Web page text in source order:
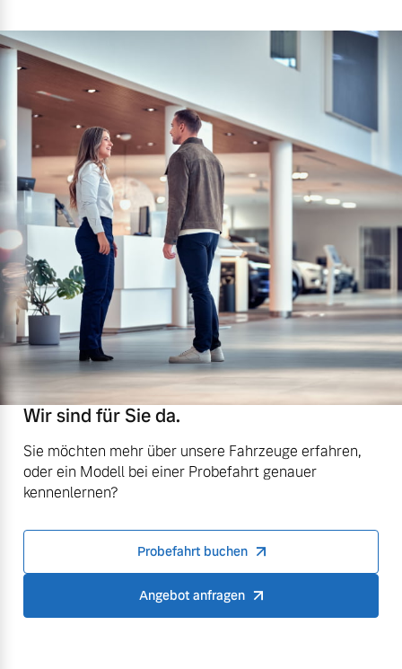
Wir sind für Sie da.
Sie möchten mehr über unsere Fahrzeuge erfahren,
oder ein Modell bei einer Probefahrt genauer
kennenlernen?
Probefahrt buchen
Angebot anfragen